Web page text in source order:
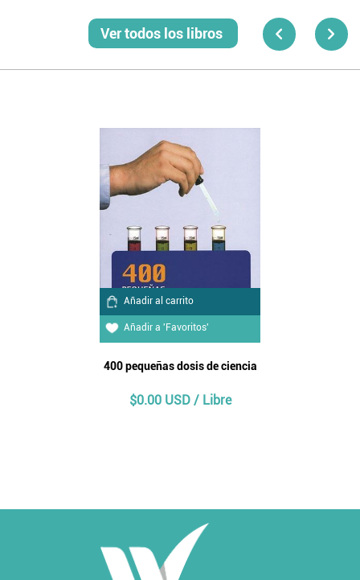
Ver todos los libros
Añadir al carrito
Añadir a 'Favoritos'
400 pequeñas dosis de ciencia
$0.00 USD / Libre